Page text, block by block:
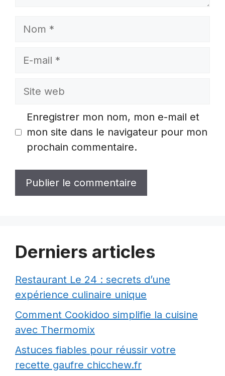
Nom
E-
Site
Enregistrer mon nom, mon e-mail et
mon site dans le navigateur pour mon
prochain commentaire.
Derniers articles
Restaurant Le 24 : secrets d’une
expérience culinaire unique
Comment Cookidoo simplifie la cuisine
avec Thermomix
Astuces fiables pour réussir votre
recette gaufre chicchew.fr